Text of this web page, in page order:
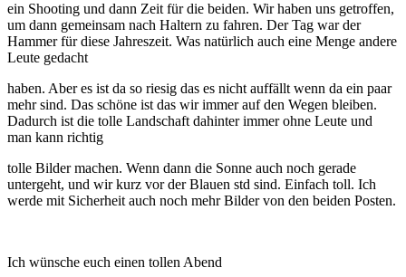
ein Shooting und dann Zeit für die beiden. Wir haben uns getroffen,
um dann gemeinsam nach Haltern zu fahren. Der Tag war der
Hammer für diese Jahreszeit. Was natürlich auch eine Menge andere
Leute gedacht
haben. Aber es ist da so riesig das es nicht auffällt wenn da ein paar
mehr sind. Das schöne ist das wir immer auf den Wegen bleiben.
Dadurch ist die tolle Landschaft dahinter immer ohne Leute und
man kann richtig
tolle Bilder machen. Wenn dann die Sonne auch noch gerade
untergeht, und wir kurz vor der Blauen std sind. Einfach toll. Ich
werde mit Sicherheit auch noch mehr Bilder von den beiden Posten.
Ich wünsche euch einen tollen Abend